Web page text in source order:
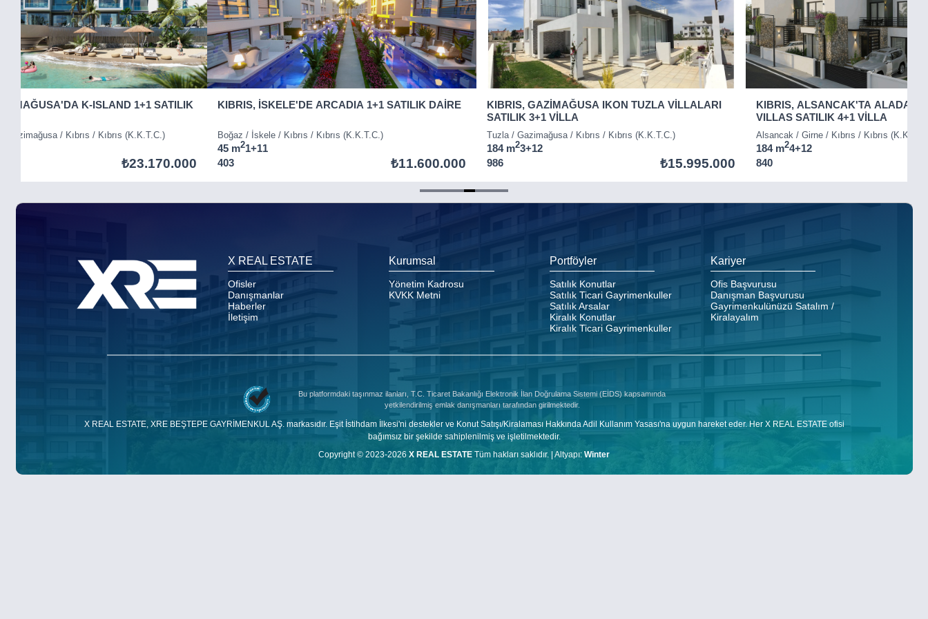
K-ISLAND 1+1 SATILIK
/ Gazimağusa / Kıbrıs / Kıbrıs (K.K.T.C.)
₺23.170.000
KIBRIS, İSKELE'DE ARCADIA 1+1 SATILIK DAİRE
Boğaz / İskele / Kıbrıs / Kıbrıs (K.K.T.C.)
45 m21+11
403
₺11.600.000
KIBRIS, GAZİMAĞUSA IKON TUZLA VİLLALARI
SATILIK 3+1 VİLLA
Tuzla / Gazimağusa / Kıbrıs / Kıbrıs (K.K.T.C.)
184 m23+12
986
₺15.995.000
KIBRIS, ALSANCAK'TA
VILLAS SATILIK 4+1 VİLLA
Alsancak / Girne / Kıbrıs / Kıbrıs
184 m24+12
840
X REAL ESTATE
Ofisler
Danışmanlar
Haberler
İletişim
Kurumsal
Yönetim Kadrosu
KVKK Metni
Portföyler
Satılık Konutlar
Satılık Ticari Gayrimenkuller
Satılık Arsalar
Kiralık Konutlar
Kiralık Ticari Gayrimenkuller
Kariyer
Ofis Başvurusu
Danışman Başvurusu
Gayrimenkulünüzü Satalım /
Kiralayalım
Bu platformdaki taşınmaz ilanları, T.C. Ticaret Bakanlığı Elektronik İlan Doğrulama Sistemi (EİDS) kapsamında
yetkilendirilmiş emlak danışmanları tarafından girilmektedir.
X REAL ESTATE, XRE BEŞTEPE GAYRİMENKUL AŞ. markasıdır. Eşit İstihdam İlkesi'ni destekler ve Konut Satışı/Kiralaması Hakkında Adil Kullanım Yasası'na uygun hareket eder. Her X REAL ESTATE ofisi
bağımsız bir şekilde sahiplenilmiş ve işletilmektedir.
Copyright © 2023-2026 X REAL ESTATE Tüm hakları saklıdır. | Altyapı: Winter